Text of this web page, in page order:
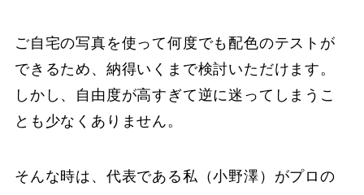
ご自宅の写真を使って何度でも配色のテストが
できるため、納得いくまで検討いただけます。
しかし、自由度が高すぎて逆に迷ってしまうこ
とも少なくありません。
そんな時は、代表である私（小野澤）がプロの